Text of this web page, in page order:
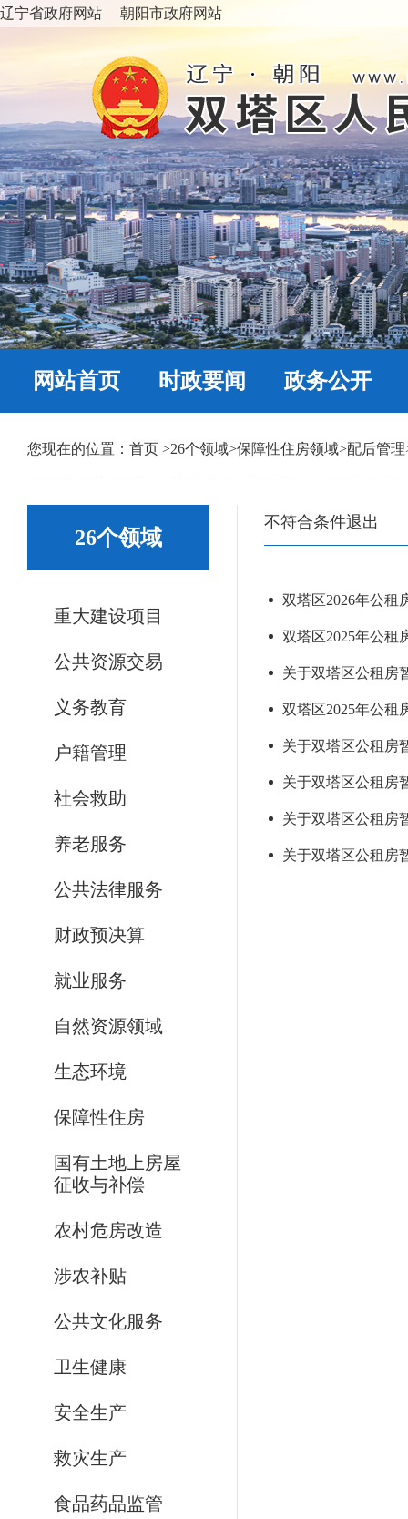
辽宁省政府网站 朝阳市政府网站
网站首页 时政要闻 政务公开
您现在的位置： 首页 >26个领域>保障性住房领域>配后管理
26个领域
重大建设项目
公共资源交易
义务教育
户籍管理
社会救助
养老服务
公共法律服务
财政预决算
就业服务
自然资源领域
生态环境
保障性住房
国有土地上房屋
征收与补偿
农村危房改造
涉农补贴
公共文化服务
卫生健康
安全生产
救灾生产
食品药品监管
不符合条件退出
双塔区2026年公租
双塔区2025年公租
关于双塔区公租房
双塔区2025年公租
关于双塔区公租房
关于双塔区公租房
关于双塔区公租房
关于双塔区公租房